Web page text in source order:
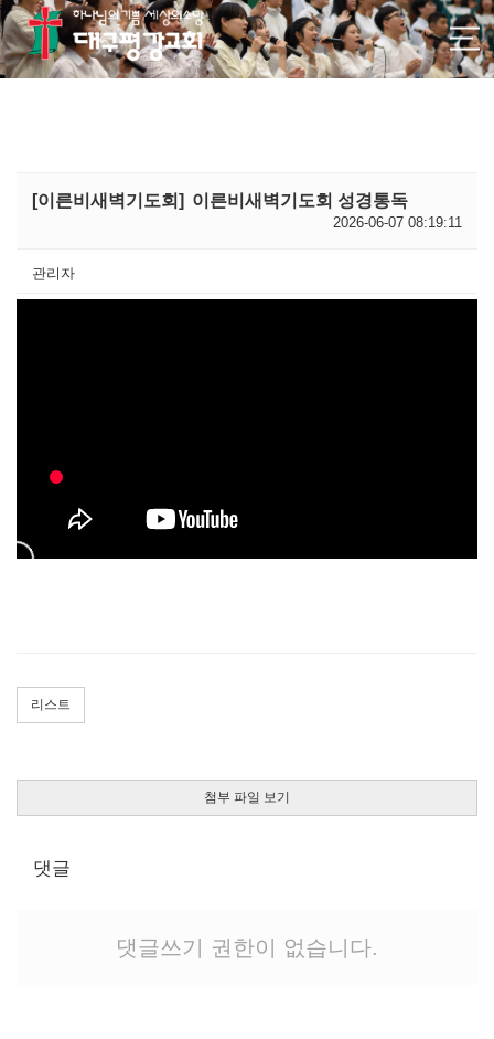
[이른비새벽기도회] 이른비새벽기도회 성경통독
2026-06-07 08:19:11
관리자
리스트
첨부 파일 보기
댓글
댓글쓰기 권한이 없습니다.